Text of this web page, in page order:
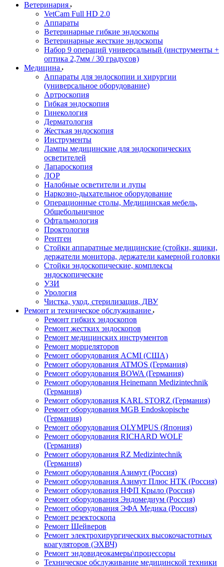
Ветеринария
VetCam Full HD 2.0
Аппараты
Ветеринарные гибкие эндоскопы
Ветеринарные жесткие эндоскопы
Набор 9 операций универсальный (инструменты +
оптика 2,7мм / 30 градусов)
Медицина
Аппараты для эндоскопии и хирургии
(универсальное оборудование)
Артроскопия
Гибкая эндоскопия
Гинекология
Дерматология
Жесткая эндоскопия
Инструменты
Лампы медицинские для эндоскопических
осветителей
Лапароскопия
ЛОР
Налобные осветители и лупы
Наркозно-дыхательное оборудование
Операционные столы, Медицинская мебель,
Общебольничное
Офтальмология
Проктология
Рентген
Стойки аппаратные медицинские (стойки, ящики,
держатели монитора, держатели камерной головки
Стойки эндоскопические, комплексы
эндоскопические
УЗИ
Урология
Чистка, уход, стерилизация, ДВУ
Ремонт и техническое обслуживание
Ремонт гибких эндоскопов
Ремонт жестких эндоскопов
Ремонт медицинских инструментов
Ремонт морцеляторов
Ремонт оборудования ACMI (США)
Ремонт оборудования ATMOS (Германия)
Ремонт оборудования BOWA (Германия)
Ремонт оборудования Heinemann Medizintechnik
(Германия)
Ремонт оборудования KARL STORZ (Германия)
Ремонт оборудования MGB Endoskopische
(Германия)
Ремонт оборудования OLYMPUS (Япония)
Ремонт оборудования RICHARD WOLF
(Германия)
Ремонт оборудования RZ Medizintechnik
(Германия)
Ремонт оборудования Азимут (Россия)
Ремонт оборудования Азимут Плюс НТК (Россия)
Ремонт оборудования НФП Крыло (Россия)
Ремонт оборудования Эндомедиум (Россия)
Ремонт оборудования ЭФА Медика (Россия)
Ремонт резектоскопа
Ремонт Шейверов
Ремонт электрохирургических высокочастотных
коагуляторов (ЭХВЧ)
Ремонт эндовидеокамеры\процессоры
Техническое обслуживание медицинской техники